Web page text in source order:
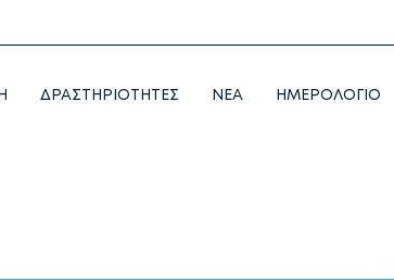
ΔΡΑΣΤΗΡΙΟΤΗΤΕΣ NEA ΗΜΕΡΟΛΟΓΙΟ